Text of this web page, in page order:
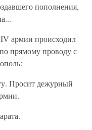
пополнения,
армии происходил
прямому проводу с
Просит дежурный